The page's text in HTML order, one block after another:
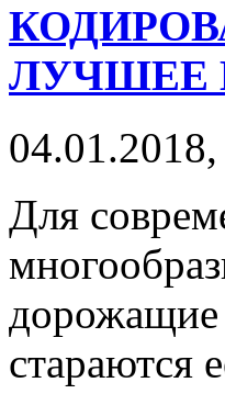
ЛУЧШЕЕ
Для
дорожащие
стараются